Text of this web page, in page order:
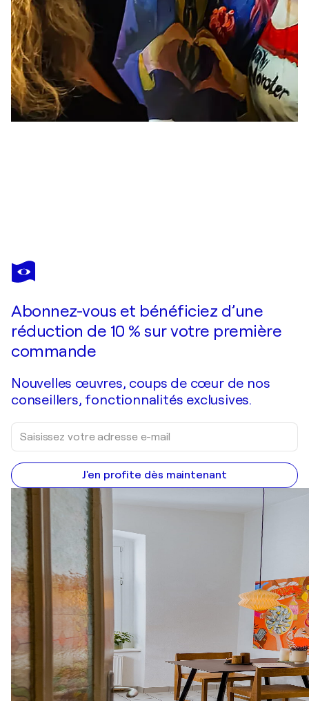
MARIA KIREEV
Red sea vibes
Abonnez-vous et bénéficiez d’une
réduction de 10 % sur votre première
commande
Nouvelles œuvres, coups de cœur de nos
conseillers, fonctionnalités exclusives.
J'en profite dès maintenant